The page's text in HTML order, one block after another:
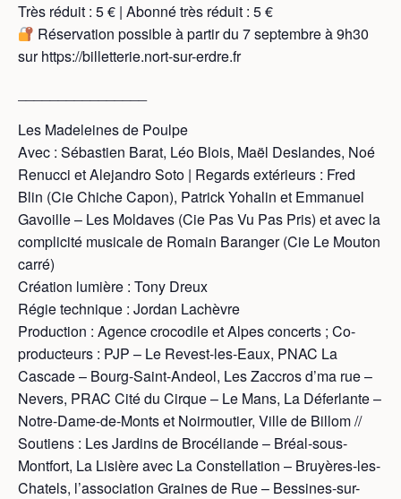
Très réduit : 5 € | Abonné très réduit : 5 €
Réservation possible à partir du 7 septembre à 9h30
sur https://billetterie.nort-sur-erdre.fr
Les Madeleines de Poulpe
Avec : Sébastien Barat, Léo Blois, Maël Deslandes, Noé
Renucci et Alejandro Soto | Regards extérieurs : Fred
Blin (Cie Chiche Capon), Patrick Yohalin et Emmanuel
Gavoille – Les Moldaves (Cie Pas Vu Pas Pris) et avec la
complicité musicale de Romain Baranger (Cie Le Mouton
carré)
Création lumière : Tony Dreux
Régie technique : Jordan Lachèvre
Production : Agence crocodile et Alpes concerts ; Co-
producteurs : PJP – Le Revest-les-Eaux, PNAC La
Cascade – Bourg-Saint-Andeol, Les Zaccros d’ma rue –
Nevers, PRAC Cité du Cirque – Le Mans, La Déferlante –
Notre-Dame-de-Monts et Noirmoutier, Ville de Billom //
Soutiens : Les Jardins de Brocéliande – Bréal-sous-
Montfort, La Lisière avec La Constellation – Bruyères-les-
Chatels, l’association Graines de Rue – Bessines-sur-